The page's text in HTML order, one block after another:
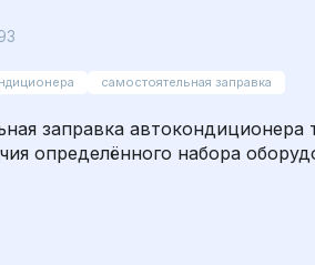
самостоятельная заправка
заправка
определённого набора